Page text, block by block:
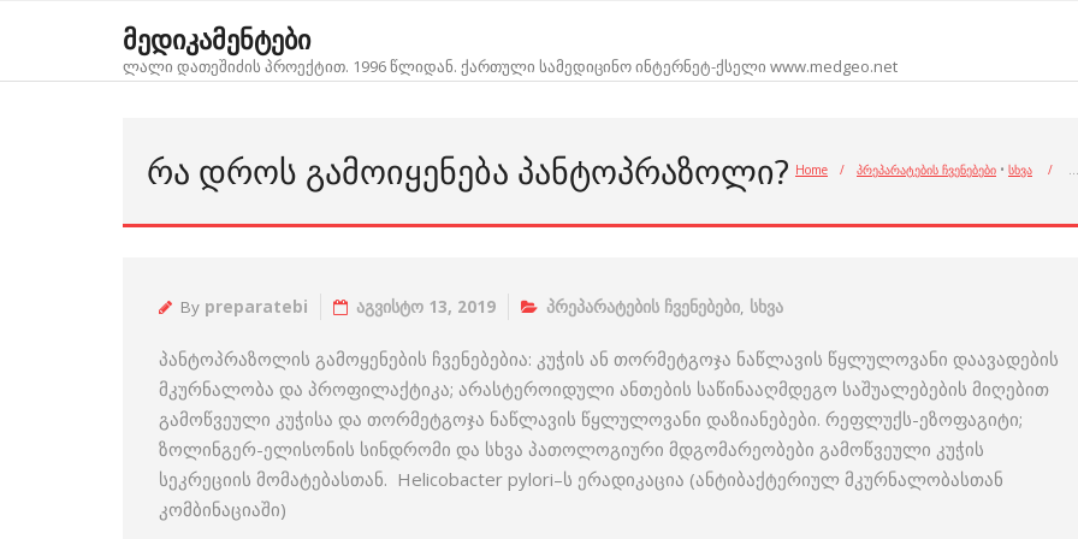
მედიკამენტები
ლალი დათეშიძის პროექტით. 1996 წლიდან. ქართული სამედიცინო ინტერნეტ-ქსელი www.medgeo.net
ᲠᲐ ᲓᲠᲝᲡ ᲒᲐᲛᲝᲘᲧᲔᲜᲔᲑᲐ ᲞᲐᲜᲢᲝᲞᲠᲐᲖᲝᲚᲘ? Home / პრეპარატების ჩვენებები • სხვა / …
By preparatebi აგვისტო 13, 2019 პრეპარატების ჩვენებები, სხვა
პანტოპრაზოლის გამოყენების ჩვენებებია: კუჭის ან თორმეტგოჯა ნაწლავის წყლულოვანი დაავადების
მკურნალობა და პროფილაქტიკა; არასტეროიდული ანთების საწინააღმდეგო საშუალებების მიღებით
გამოწვეული კუჭისა და თორმეტგოჯა ნაწლავის წყლულოვანი დაზიანებები. რეფლუქს-ეზოფაგიტი;
ზოლინგერ-ელისონის სინდრომი და სხვა პათოლოგიური მდგომარეობები გამოწვეული კუჭის
სეკრეციის მომატებასთან. Helicobacter pylori–ს ერადიკაცია (ანტიბაქტერიულ მკურნალობასთან
კომბინაციაში)